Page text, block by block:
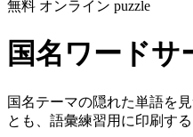
無料 オンライン puzzle
国名ワードサ
国名テーマの隠れた単語を
とも、語彙練習用に印刷する